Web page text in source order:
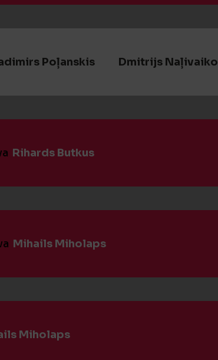
Poļanskis Dmitrijs Naļivaiko
Rihards Butkus
Mihails Miholaps
Miholaps